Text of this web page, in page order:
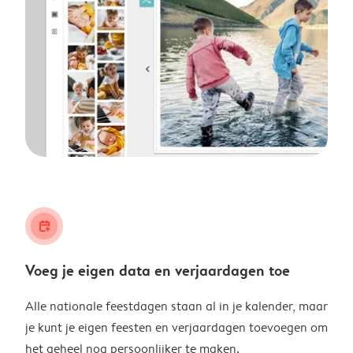
calendar_plus
Voeg je eigen data en verjaardagen toe
Alle nationale feestdagen staan al in je kalender, maar
je kunt je eigen feesten en verjaardagen toevoegen om
het geheel nog persoonlijker te maken.